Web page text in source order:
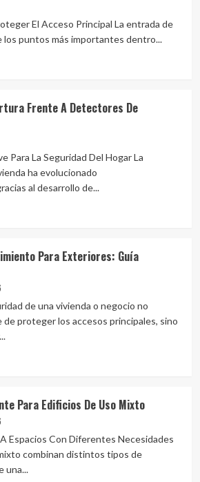
Detectores De Apertura Frente A
Detectores De Movimiento
El Acceso Principal La entrada de
los puntos más importantes dentro...
Frente A Detectores De
Para La Seguridad Del Hogar La
ha evolucionado
al desarrollo de...
Para Exteriores: Guía
de una vivienda o negocio no
proteger los accesos principales, sino
Para Edificios De Uso Mixto
Espacios Con Diferentes Necesidades
combinan distintos tipos de
una...